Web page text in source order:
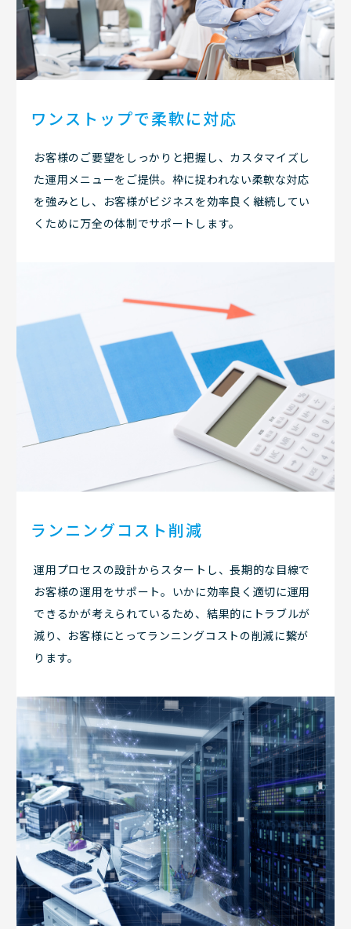
ワンストップで柔軟に対応
お客様のご要望をしっかりと把握し、カスタマイズし
た運用メニューをご提供。枠に捉われない柔軟な対応
を強みとし、お客様がビジネスを効率良く継続してい
くために万全の体制でサポートします。
ランニングコスト削減
運用プロセスの設計からスタートし、長期的な目線で
お客様の運用をサポート。いかに効率良く適切に運用
できるかが考えられているため、結果的にトラブルが
減り、お客様にとってランニングコストの削減に繋が
ります。